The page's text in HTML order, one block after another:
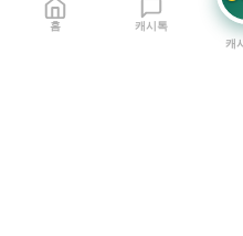
홈 캐시톡
캐